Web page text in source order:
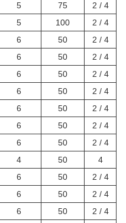
5 75
2 / 4
5 100
2 / 4
6 50
2 / 4
6 50
2 / 4
6 50
2 / 4
6 50
2 / 4
6 50
2 / 4
6 50
2 / 4
6 50
2 / 4
4 50
4
6 50
2 / 4
6 50
2 / 4
6 50
2 / 4